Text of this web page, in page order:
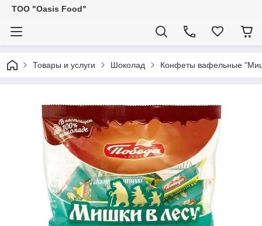
ТОО "Oasis Food"
Товары и услуги Шоколад Конфеты вафельные